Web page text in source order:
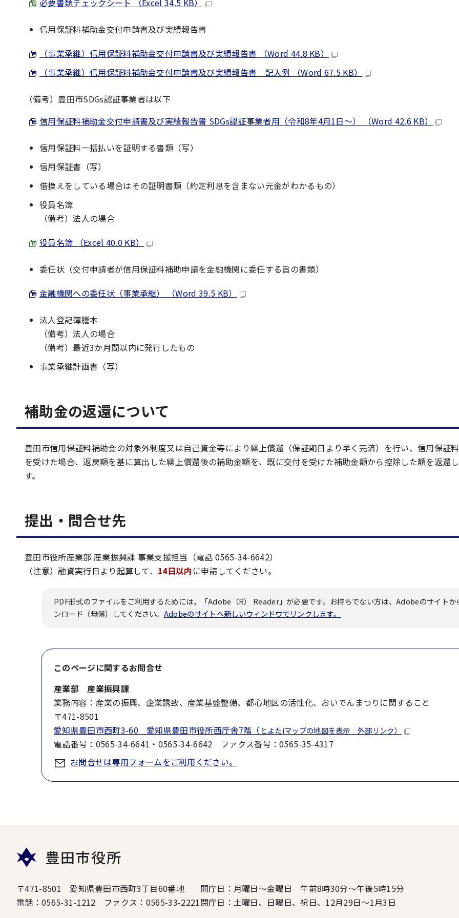
必要書類チェックシート （Excel 34.5 KB）
信用保証料補助金交付申請書及び実績報告書
（事業承継）信用保証料補助金交付申請書及び実績報告書 （Word 44.8 KB）
（事業承継）信用保証料補助金交付申請書及び実績報告書 記入例 （Word 67.5 KB）
（備考）豊田市SDGs認証事業者は以下
信用保証料補助金交付申請書及び実績報告書 SDGs認証事業者用（令和8年4月1日～） （Word 42.6 KB）
信用保証料一括払いを証明する書類（写）
信用保証書（写）
借換えをしている場合はその証明書類（約定利息を含まない元金がわかるもの）
役員名簿
（備考）法人の場合
役員名簿 （Excel 40.0 KB）
委任状（交付申請者が信用保証料補助申請を金融機関に委任する旨の書類）
金融機関への委任状（事業承継） （Word 39.5 KB）
法人登記簿謄本
（備考）法人の場合
（備考）最近3か月間以内に発行したもの
事業承継計画書（写）
補助金の返還について
豊田市信用保証料補助金の対象外制度又は自己資金等により繰上償還（保証期日より早く完済）を行い、信用保証
を受けた場合、返戻額を基に算出した繰上償還後の補助金額を、既に交付を受けた補助金額から控除した額を返還
す。
提出・問合せ先
豊田市役所産業部 産業振興課 事業支援担当（電話 0565-34-6642）
（注意）融資実行日より起算して、 14日以内 に申請してください。
PDF形式のファイルをご利用するためには，「Adobe（R） Reader」が必要です。お持ちでない方は、Adobeのサイトか
ンロード（無償）してください。 Adobeのサイトへ新しいウィンドウでリンクします。
このページに関するお問合せ
産業部 産業振興課
業務内容：産業の振興、企業誘致、産業基盤整備、都心地区の活性化、おいでんまつりに関すること
〒471-8501
愛知県豊田市西町3-60 愛知県豊田市役所西庁舎7階（ とよたiマップの地図を表示 外部リンク）
電話番号：0565-34-6641・0565-34-6642 ファクス番号：0565-35-4317
お問合せは専用フォームをご利用ください。
豊田市役所
〒471-8501 愛知県豊田市西町3丁目60番地
電話：0565-31-1212 ファクス：0565-33-2221
開庁日：月曜日～金曜日 午前8時30分～午後5時15分
閉庁日：土曜日、日曜日、祝日、12月29日～1月3日